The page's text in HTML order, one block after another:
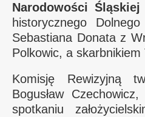
Narodowości Śląskiej
historycznego
Sebastiana Donata z
Polkowic, a skarbnikiem
Komisję Rewizyjną
Bogusław
spotkaniu